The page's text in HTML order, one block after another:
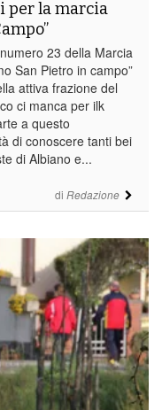
di Redazione
per la marcia
23 della Marcia
San Pietro in campo”
attiva frazione del
ci manca per ilk
a questo
di conoscere tanti bei
di Albiano e...